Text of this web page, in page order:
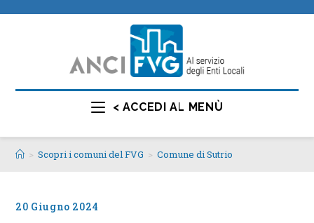
< ACCEDI AL MENÙ
> Scopri i comuni del FVG > Comune di Sutrio
20 Giugno 2024